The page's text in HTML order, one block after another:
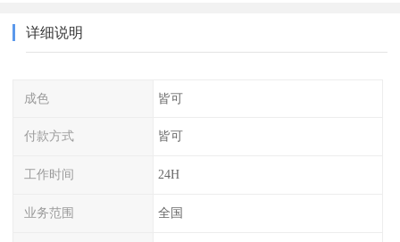
详细说明
成色 皆可
付款方式 皆可
工作时间 24H
业务范围 全国